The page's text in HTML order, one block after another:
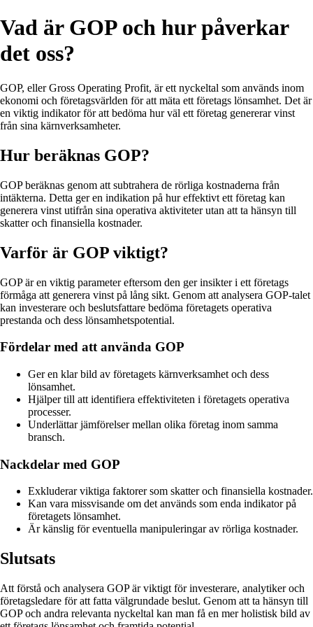
Vad är GOP och hur påverkar
det oss?
GOP, eller Gross Operating Profit, är ett nyckeltal som används inom
ekonomi och företagsvärlden för att mäta ett företags lönsamhet. Det är
en viktig indikator för att bedöma hur väl ett företag genererar vinst
från sina kärnverksamheter.
Hur beräknas GOP?
GOP beräknas genom att subtrahera de rörliga kostnaderna från
intäkterna. Detta ger en indikation på hur effektivt ett företag kan
generera vinst utifrån sina operativa aktiviteter utan att ta hänsyn till
skatter och finansiella kostnader.
Varför är GOP viktigt?
GOP är en viktig parameter eftersom den ger insikter i ett företags
förmåga att generera vinst på lång sikt. Genom att analysera GOP-talet
kan investerare och beslutsfattare bedöma företagets operativa
prestanda och dess lönsamhetspotential.
Fördelar med att använda GOP
Ger en klar bild av företagets kärnverksamhet och dess
lönsamhet.
Hjälper till att identifiera effektiviteten i företagets operativa
processer.
Underlättar jämförelser mellan olika företag inom samma
bransch.
Nackdelar med GOP
Exkluderar viktiga faktorer som skatter och finansiella kostnader.
Kan vara missvisande om det används som enda indikator på
företagets lönsamhet.
Är känslig för eventuella manipuleringar av rörliga kostnader.
Slutsats
Att förstå och analysera GOP är viktigt för investerare, analytiker och
företagsledare för att fatta välgrundade beslut. Genom att ta hänsyn till
GOP och andra relevanta nyckeltal kan man få en mer holistisk bild av